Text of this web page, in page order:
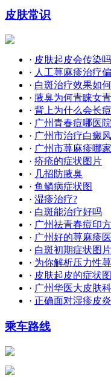
皮肤常识
· 皮肤起皮会传染吗
· 人工荨麻疹治疗
· 白斑治疗效果如
· 腋臭为何青睐女
· 背上为什么会长
· 广州青春痘哪医
· 广州市治疗白癜
· 广州市荨麻疹哪
· 疥疮的症状图片
· 几招防腋臭
· 鱼鳞病症状图
· 湿疹治疗?
· 白斑能治疗好吗
· 广州祛青春痘印
· 广州好的荨麻疹
· 白斑初期症状图片
· 为你解析压力性
· 皮肤起皮的症状
· 广州华医大皮肤
· 正确面对湿疹皮
乘车路线